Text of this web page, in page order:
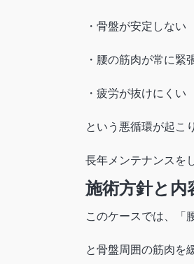
・骨盤が安定しない
・腰の筋肉が常に緊
・疲労が抜けにくい
という悪循環が起こ
長年メンテナンスを
施術方針と内
このケースでは、「
と骨盤周囲の筋肉を